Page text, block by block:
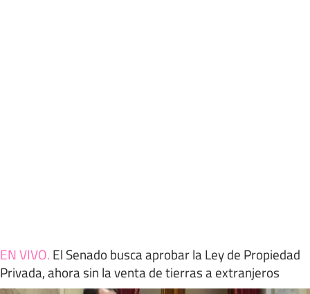
EN VIVO. El Senado busca aprobar la Ley de Propiedad
Privada, ahora sin la venta de tierras a extranjeros